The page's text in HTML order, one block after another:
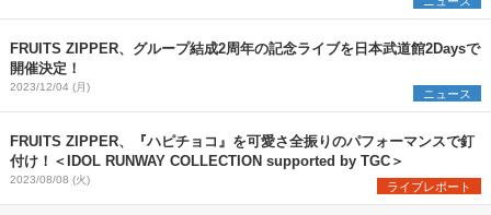
FRUITS ZIPPER、グループ結成2周年の記念ライブを日本武道館2Daysで
開催決定！
2023/12/04 (月) ニュース
FRUITS ZIPPER、『ハピチョコ』を可愛さ全振りのパフォーマンスで釘
付け！＜IDOL RUNWAY COLLECTION supported by TGC＞
2023/08/08 (火) ライブレポート